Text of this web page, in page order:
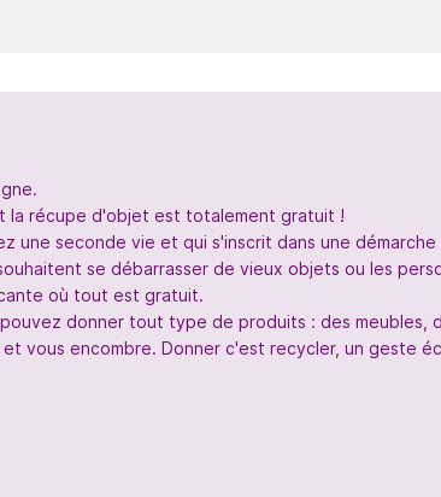
la récupe d'objet est totalement gratuit !
une seconde vie et qui s'inscrit dans une
se débarrasser de vieux objets ou les
où tout est gratuit.
donner tout type de produits : des meubles,
vous encombre. Donner c'est recycler, un geste